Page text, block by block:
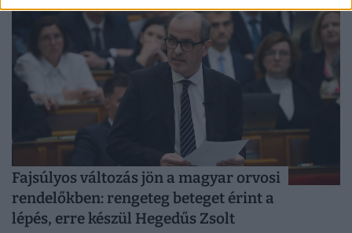
Fajsúlyos változás jön a magyar orvosi
rendelőkben: rengeteg beteget érint a
lépés, erre készül Hegedűs Zsolt